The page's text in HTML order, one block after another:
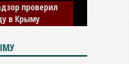
проверил
в Крыму